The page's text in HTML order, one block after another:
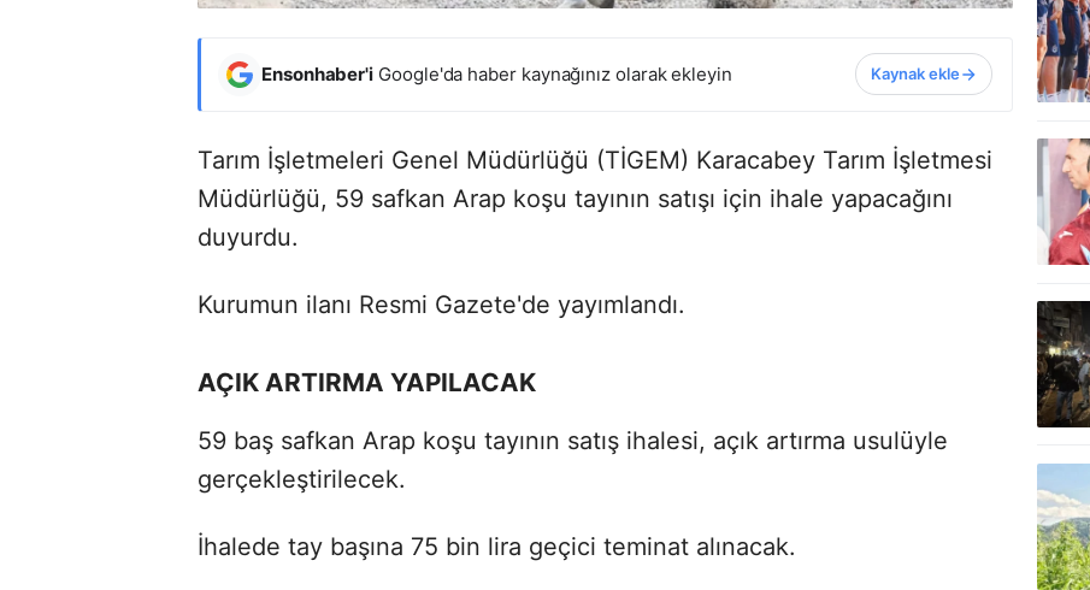
Ensonhaber'i Google'da haber kaynağınız olarak ekleyin Kaynak ekle
Tarım İşletmeleri Genel Müdürlüğü (TİGEM) Karacabey Tarım İşletmesi
Müdürlüğü, 59 safkan Arap koşu tayının satışı için ihale yapacağını
duyurdu.
Kurumun ilanı Resmi Gazete'de yayımlandı.
AÇIK ARTIRMA YAPILACAK
59 baş safkan Arap koşu tayının satış ihalesi, açık artırma usulüyle
gerçekleştirilecek.
İhalede tay başına 75 bin lira geçici teminat alınacak.